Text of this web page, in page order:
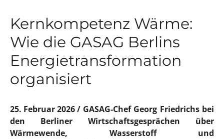
Kernkompetenz Wärme:
Wie die GASAG Berlins
Energietransformation
organisiert
25. Februar 2026
GASAG-Chef Georg Friedrichs bei
den Berliner Wirtschaftsgesprächen über
Wärmewende, Wasserstoff und